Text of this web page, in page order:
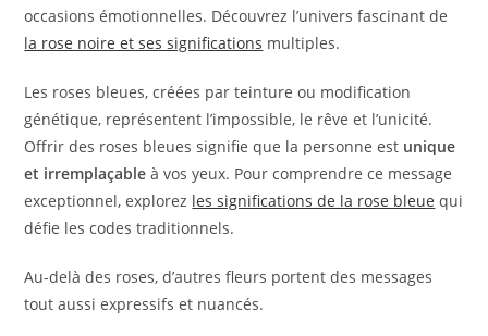
occasions émotionnelles. Découvrez l’univers fascinant de
la rose noire et ses significations multiples.
Les roses bleues, créées par teinture ou modification
génétique, représentent l’impossible, le rêve et l’unicité.
Offrir des roses bleues signifie que la personne est unique
et irremplaçable à vos yeux. Pour comprendre ce message
exceptionnel, explorez les significations de la rose bleue qui
défie les codes traditionnels.
Au-delà des roses, d’autres fleurs portent des messages
tout aussi expressifs et nuancés.